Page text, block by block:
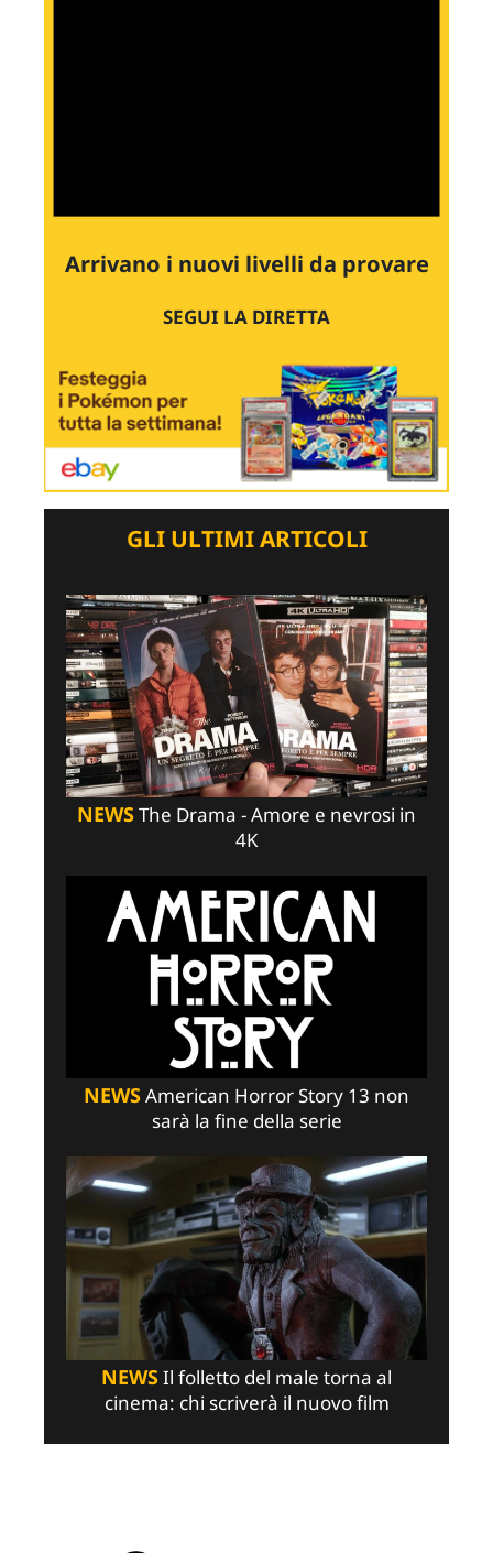
Arrivano i nuovi livelli da provare
SEGUI LA DIRETTA
GLI ULTIMI ARTICOLI
NEWSThe Drama - Amore e nevrosi in
4K
NEWSAmerican Horror Story 13 non
sarà la fine della serie
NEWSIl folletto del male torna al
cinema: chi scriverà il nuovo film